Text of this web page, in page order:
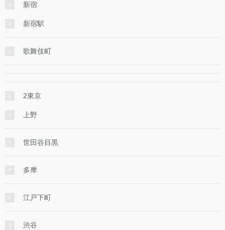
新宿
新宿駅
歌舞伎町
2東京
上野
世田谷目黒
多摩
江戸下町
渋谷